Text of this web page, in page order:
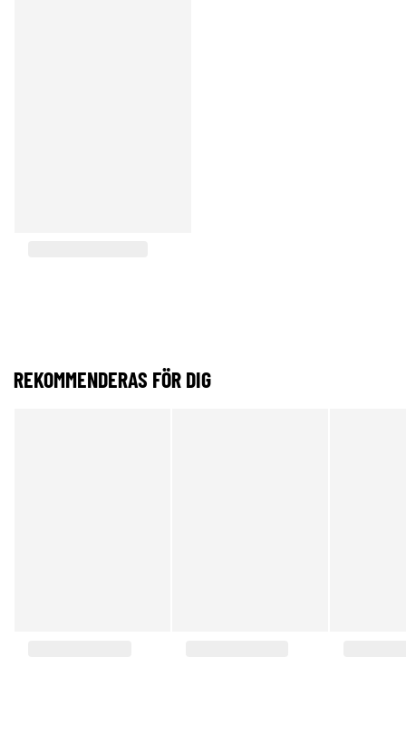
REKOMMENDERAS FÖR DIG